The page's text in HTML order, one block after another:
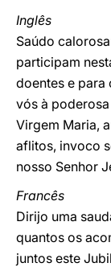
Inglês
Saúdo
participam
doentes e para
vós à
Virgem Maria,
aflitos, invoco
nosso Senhor
Francês
Dirijo uma
quantos os
juntos este